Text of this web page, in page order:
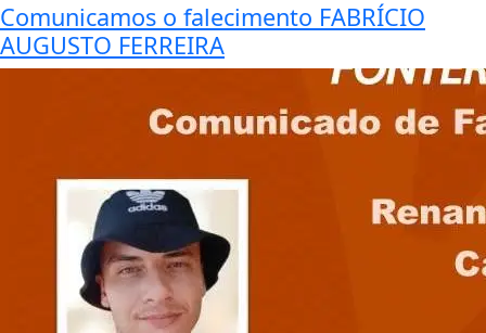
Comunicamos o falecimento FABRÍCIO
AUGUSTO FERREIRA